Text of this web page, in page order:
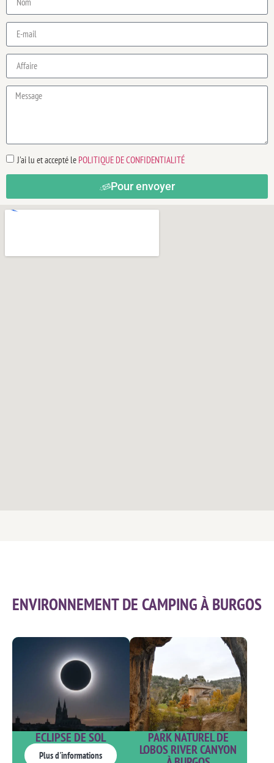
J'ai lu et accepté le POLITIQUE DE CONFIDENTIALITÉ
Pour envoyer
ENVIRONNEMENT DE CAMPING À BURGOS
ECLIPSE DE SOL
Plus d'informations
PARK NATUREL DE
LOBOS RIVER CANYON